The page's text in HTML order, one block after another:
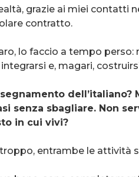
grazie ai miei contatti
contratto.
lo faccio a tempo
e, magari,
senza sbagliare. Non
in cui vivi?
entrambe le attività